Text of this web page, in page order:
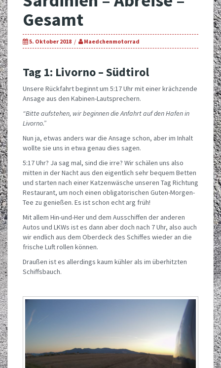
Gesamt
5. Oktober 2018 Maedchenmotorrad
Tag 1: Livorno – Südtirol
Unsere Rückfahrt beginnt um 5:17 Uhr mit einer krächzende
Ansage aus den Kabinen-Lautsprechern.
“Bitte aufstehen, wir beginnen die Anfahrt auf den Hafen in
Livorno.”
Nun ja, etwas anders war die Ansage schon, aber im Inhalt
wollte sie uns in etwa genau dies sagen.
5:17 Uhr? Ja sag mal, sind die irre? Wir schälen uns also
mitten in der Nacht aus den eigentlich sehr bequem Betten
und starten nach einer Katzenwäsche unseren Tag Richtung
Restaurant, um noch einen obligatorischen Guten-Morgen-
Tee zu genießen. Es ist schon echt arg früh!
Mit allem Hin-und-Her und dem Ausschiffen der anderen
Autos und LKWs ist es dann aber doch nach 7 Uhr, also auch
wir endlich aus dem Oberdeck des Schiffes wieder an die
frische Luft rollen können.
Draußen ist es allerdings kaum kühler als im überhitzten
Schiffsbauch.